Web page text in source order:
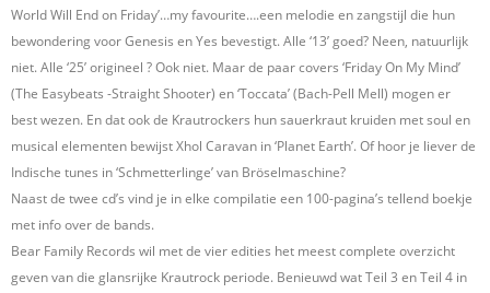
World Will End on Friday’…my favourite….een melodie en zangstijl die hun
bewondering voor Genesis en Yes bevestigt. Alle ‘13’ goed? Neen, natuurlijk
niet. Alle ‘25’ origineel ? Ook niet. Maar de paar covers ‘Friday On My Mind’
(The Easybeats -Straight Shooter) en ‘Toccata’ (Bach-Pell Mell) mogen er
best wezen. En dat ook de Krautrockers hun sauerkraut kruiden met soul en
musical elementen bewijst Xhol Caravan in ‘Planet Earth’. Of hoor je liever de
Indische tunes in ‘Schmetterlinge’ van Bröselmaschine?
Naast de twee cd’s vind je in elke compilatie een 100-pagina’s tellend boekje
met info over de bands.
Bear Family Records wil met de vier edities het meest complete overzicht
geven van die glansrijke Krautrock periode. Benieuwd wat Teil 3 en Teil 4 in